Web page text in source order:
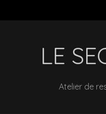
LE
Atelier de